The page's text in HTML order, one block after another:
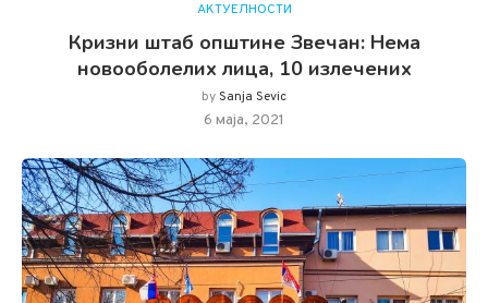
АКТУЕЛНОСТИ
Кризни штаб општине Звечан: Нема
новооболелих лица, 10 излечених
bySanja Sevic
6 маја, 2021